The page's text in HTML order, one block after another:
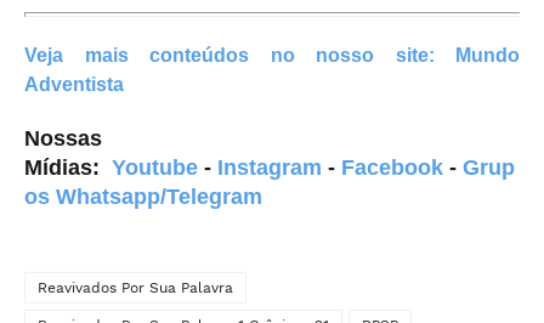
Veja mais conteúdos no nosso site:
Mundo
Adventista
Nossas
Mídias: Youtube - Instagram - Facebook - Grup
os Whatsapp/Telegram
Reavivados Por Sua Palavra